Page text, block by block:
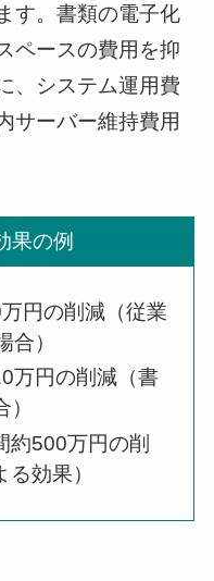
す。書類の電子化
ペースの費用を抑
、システム運用費
サーバー維持費用
果の例
円の削減（従業
合）
万円の削減（書
約500万円の削
効果）